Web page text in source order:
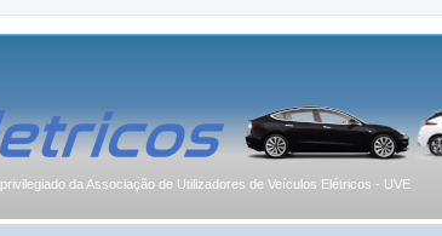
da Associação de Utilizadores de Veículos Elétricos - UVE